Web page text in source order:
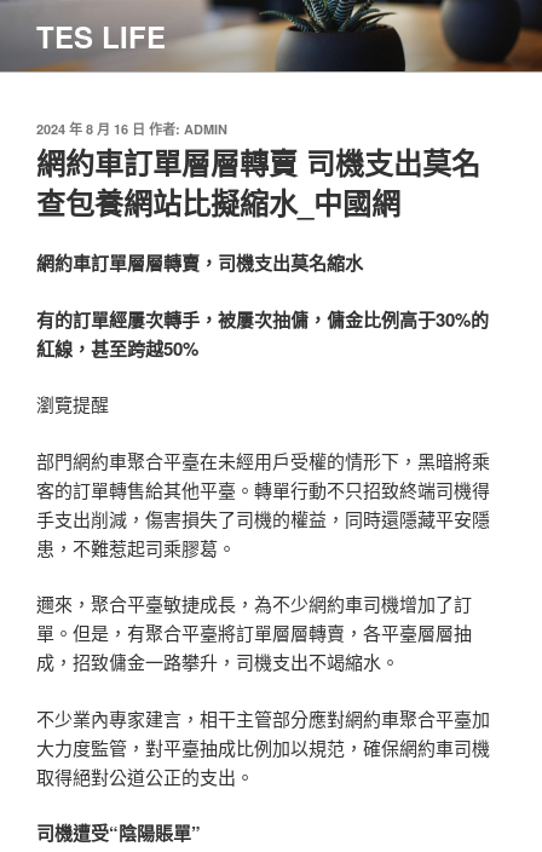
主
TES LIFE
發
佈
於
2024 年 8 月 16 日 作者: ADMIN
網約車訂單層層轉賣 司機支出莫名
查包養網站比擬縮水_中國網
網約車訂單層層轉賣，司機支出莫名縮水
有的訂單經屢次轉手，被屢次抽傭，傭金比例高于30%的
紅線，甚至跨越50%
瀏覽提醒
部門網約車聚合平臺在未經用戶受權的情形下，黑暗將乘
客的訂單轉售給其他平臺。轉單行動不只招致終端司機得
手支出削減，傷害損失了司機的權益，同時還隱藏平安隱
患，不難惹起司乘膠葛。
邇來，聚合平臺敏捷成長，為不少網約車司機增加了訂
單。但是，有聚合平臺將訂單層層轉賣，各平臺層層抽
成，招致傭金一路攀升，司機支出不竭縮水。
不少業內專家建言，相干主管部分應對網約車聚合平臺加
大力度監管，對平臺抽成比例加以規范，確保網約車司機
取得絕對公道公正的支出。
司機遭受“陰陽賬單”